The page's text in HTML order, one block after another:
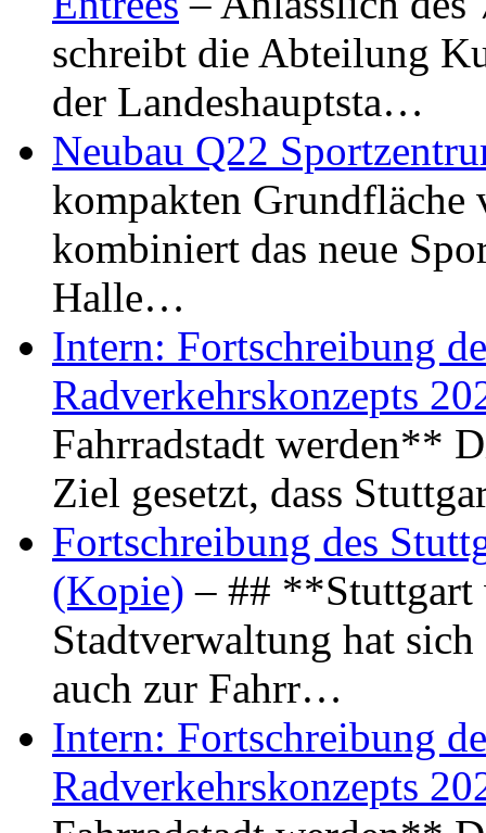
schreibt die Abteilung
der Landeshauptsta…
Neubau Q22
kompakten Grundfläche
kombiniert das neue
Halle…
Intern: Fortschreibung
Radverkehrskonzepts
Fahrradstadt werden**
Ziel gesetzt, dass
Fortschreibung des
(Kopie) – ## **Stuttgart
Stadtverwaltung hat
auch zur Fahrr…
Intern: Fortschreibung
Radverkehrskonzepts